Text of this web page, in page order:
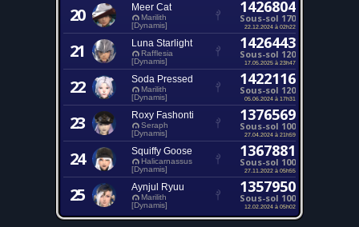
20 Meer Cat
Marilith
[Dynamis]
1426804
Sous-sol 170
22.12.2024 à 02h22
21 Luna Starlight
Rafflesia
[Dynamis]
1426443
Sous-sol 120
17.05.2025 à 23h47
22 Soda Pressed
Marilith
[Dynamis]
1422116
Sous-sol 120
05.06.2024 à 17h31
23 Roxy Fashonti
Seraph
[Dynamis]
1376569
Sous-sol 100
27.04.2024 à 21h59
24 Squiffy Goose
Halicarnassus
[Dynamis]
1367881
Sous-sol 100
27.11.2022 à 05h55
25 Aynjul Ryuu
Marilith
[Dynamis]
1357950
Sous-sol 100
12.02.2024 à 05h02